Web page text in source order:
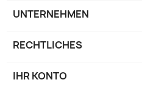
UNTERNEHMEN
RECHTLICHES
IHR KONTO